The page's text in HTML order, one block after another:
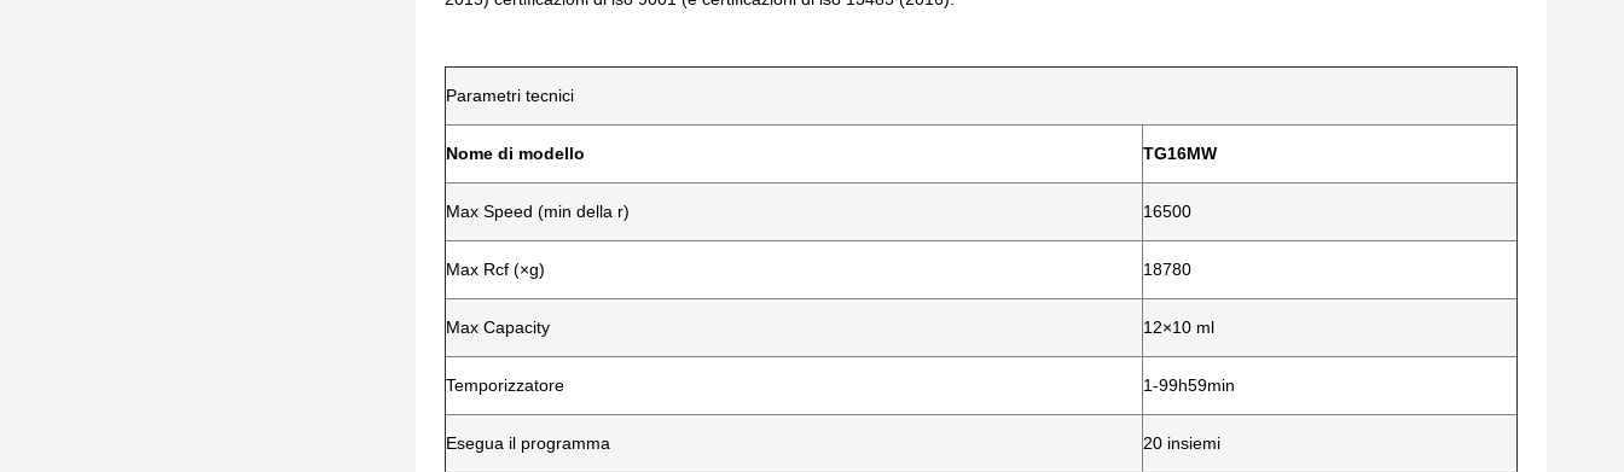
Parametri tecnici
Nome di modello TG16MW
Max Speed (min della r) 16500
Max Rcf (×g) 18780
Max Capacity 12×10 ml
Temporizzatore 1-99h59min
Esegua il programma 20 insiemi